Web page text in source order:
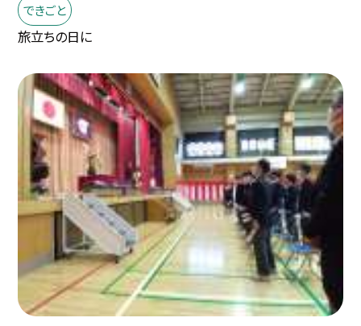
できごと
旅立ちの日に